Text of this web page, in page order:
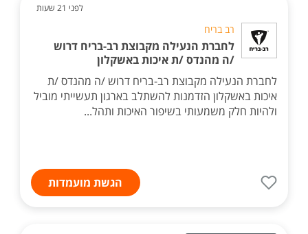
לפני 21 שעות
רב בריח
לחברת הנעילה מקבוצת רב-בריח דרוש
/ה מהנדס /ת איכות באשקלון
לחברת הנעילה מקבוצת רב-בריח דרוש /ה מהנדס /ת
איכות באשקלון הזדמנות להשתלב בארגון תעשייתי מוביל
ולהיות חלק משמעותי בשיפור האיכות ותהל...
הגשת מועמדות